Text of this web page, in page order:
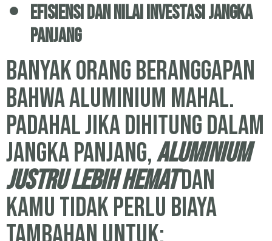
Efisiensi dan Nilai Investasi Jangka
Panjang
Banyak orang beranggapan
bahwa aluminium mahal.
Padahal jika dihitung dalam
jangka panjang,aluminium
justru lebih hematdan
kamu tidak perlu biaya